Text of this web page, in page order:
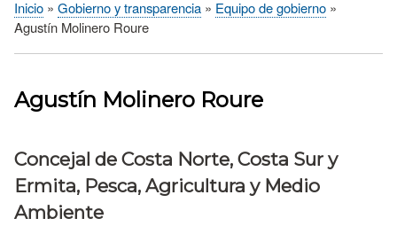
Sobrescribir
ayuda
a
navegación
Inicio Gobierno y transparencia
Equipo de gobierno
Agustín Molinero Roure
Agustín Molinero Roure
Concejal de Costa Norte, Costa Sur y
Ermita, Pesca, Agricultura y Medio
Ambiente